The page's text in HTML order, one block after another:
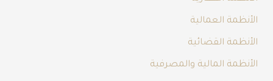
الأنظمة العمالية
الأنظمة القضائية
الأنظمة المالية والمصرفية